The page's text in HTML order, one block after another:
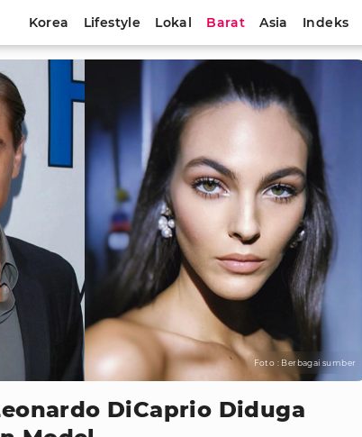
Korea Lifestyle Lokal Barat Asia Indeks
Foto : Berbagai sumber
DiCaprio Diduga